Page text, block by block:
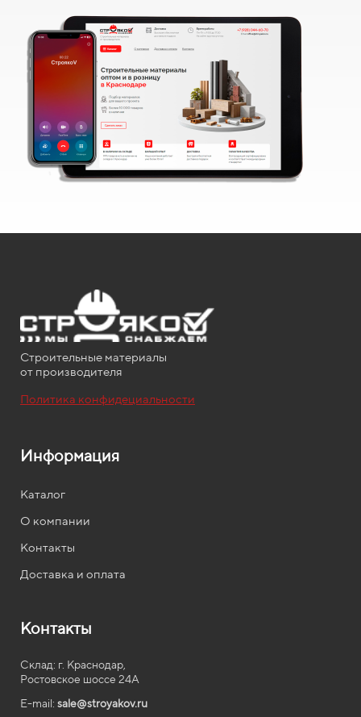
Строительные материалы
от производителя
Политика конфидециальности
Информация
Каталог
О компании
Контакты
Доставка и оплата
Контакты
Склад: г. Краснодар,
Ростовское шоссе 24А
E-mail: sale@stroyakov.ru